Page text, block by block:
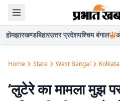
होमझारखण्डबिहारउत्तर प्रदेशपश्चिम बंगाल
Home State West Bengal Kolkata
‘लुटेरे का मामला मुझ